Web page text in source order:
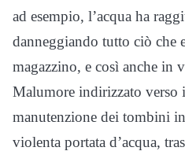
ad esempio, l’acqua ha
danneggiando tutto ciò che
magazzino, e così anche in
Malumore indirizzato verso
manutenzione dei tombini
violenta portata d’acqua,